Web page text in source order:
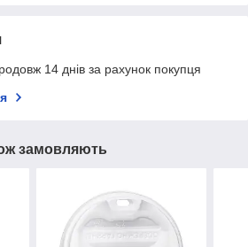
14 днів за рахунок покупця
замовляють